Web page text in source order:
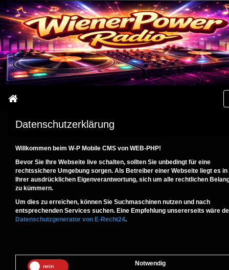
Datenschutzerklärung
Willkommen beim W-P Mobile CMS von WEB-PHP!
Bevor Sie Ihre Webseite live schalten, sollten Sie unbedingt für eine
rechtssichere Umgebung sorgen. Als Betreiber einer Webseite liegt es in
Ihrer ausdrücklichen Eigenverantwortung, sich um alle rechtlichen
zu kümmern.
Um dies zu erreichen, können Sie Suchmaschinen nutzen und nach
entsprechenden Services suchen. Eine Empfehlung unsererseits wäre
Datenschutzgenerator von E-Recht24.
Notwendig